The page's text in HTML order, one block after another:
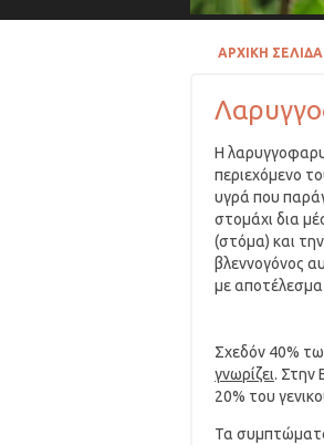
ΑΡΧΙΚΗ ΣΕΛΙΔΑ
Η
περιεχόμενο
υγρά που
στομάχι δια
(στόμα) και
βλεννογόνος
με
Σχεδόν 40%
γνωρίζει. Στην
20% του
Τα